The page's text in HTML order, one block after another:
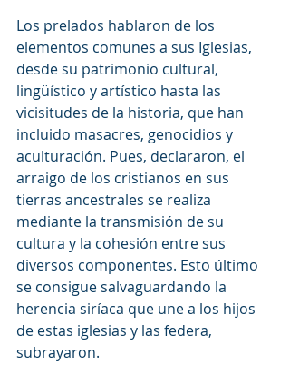
Los prelados hablaron de los
elementos comunes a sus Iglesias,
desde su patrimonio cultural,
lingüístico y artístico hasta las
vicisitudes de la historia, que han
incluido masacres, genocidios y
aculturación. Pues, declararon, el
arraigo de los cristianos en sus
tierras ancestrales se realiza
mediante la transmisión de su
cultura y la cohesión entre sus
diversos componentes. Esto último
se consigue salvaguardando la
herencia siríaca que une a los hijos
de estas iglesias y las federa,
subrayaron.